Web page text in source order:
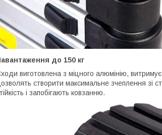
до 150 кг
виготовлена з міцного алюмінію,
створити максимальне зчеплення зі
і запобігають ковзанню.